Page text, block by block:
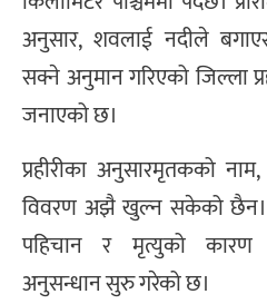
अनुसार, शवलाई नदीले
सक्ने अनुमान गरिएको जिल्ला
जनाएको छ।
प्रहीरीका अनुसारमृतकको
विवरण अझै खुल्न सकेको छैन।
पहिचान र मृत्युको कारण
अनुसन्धान सुरु गरेको छ।